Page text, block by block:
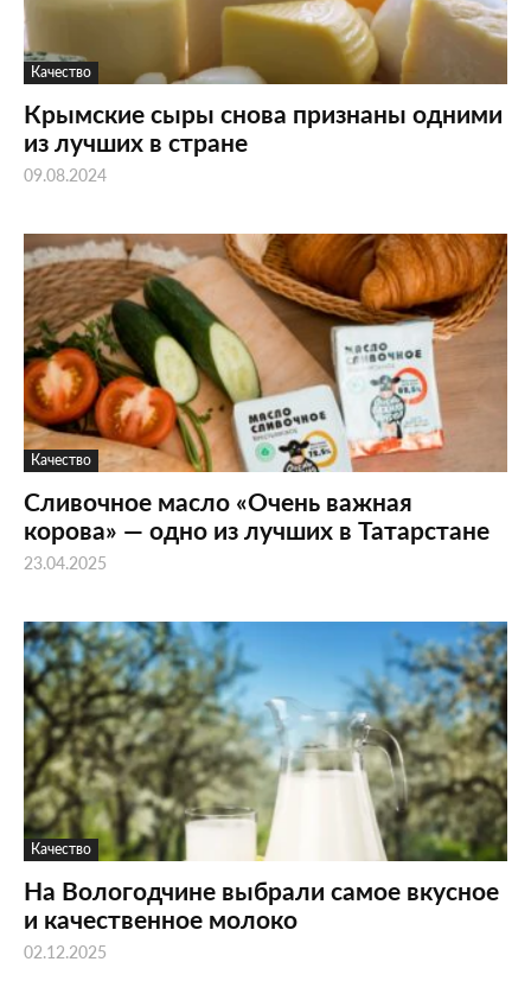
Качество
Крымские сыры снова признаны одними
из лучших в стране
09.08.2024
Качество
Сливочное масло «Очень важная
корова» — одно из лучших в Татарстане
23.04.2025
Качество
На Вологодчине выбрали самое вкусное
и качественное молоко
02.12.2025